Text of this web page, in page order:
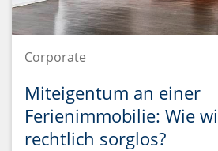
Corporate
Miteigentum an einer
Ferienimmobilie: Wie
rechtlich sorglos?